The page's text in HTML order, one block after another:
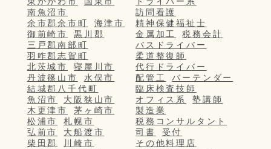
南魚沼市
余市郡余市町
海津市
御前崎市
黒川郡
三戸郡南部町
羽咋郡志賀町
北茨城市
寝屋川市
丹波篠山市
水俣市
結城郡八千代町
魚沼市
大阪狭山市
木更津市
茅ヶ崎市
松浦市
札幌市
弘前市
大船渡市
柴田郡
川崎市
訪問看護
精神保健福祉士
金属加工
税務会計
バスドライバー
柔道整復師
代行ドライバー
配管工
バーテンダー
臨床検査技師
オフィス系
塾講師
製造業
税務コンサルタント
司書
受付
その他料理店